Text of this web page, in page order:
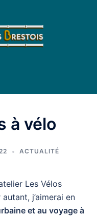
à vélo
ACTUALITÉ
Les Vélos
j’aimerai en
et au voyage à